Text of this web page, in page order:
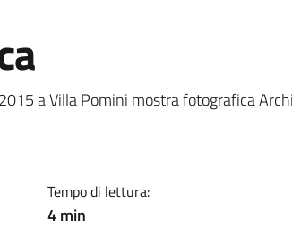
a Villa Pomini mostra fotografica
Tempo di lettura:
4 min